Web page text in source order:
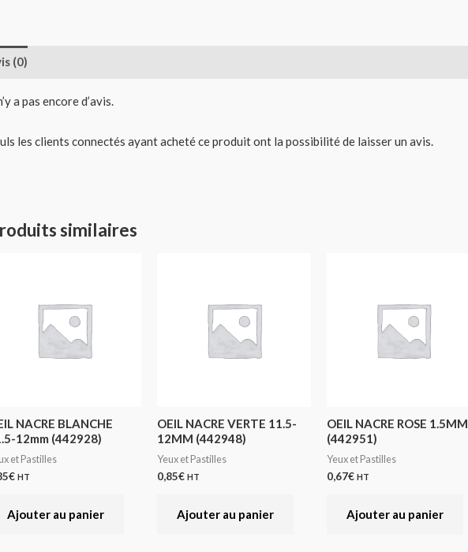
(0)
a pas encore d’avis.
les clients connectés ayant acheté ce produit ont la possibilité de laisser un avis.
similaires
NACRE BLANCHE
12mm (442928)
et Pastilles
€ HT
Ajouter au panier
OEIL NACRE VERTE 11.5-
12MM (442948)
Yeux et Pastilles
0,85€ HT
Ajouter au panier
OEIL NACRE ROSE 1.5MM
(442951)
Yeux et Pastilles
0,67€ HT
Ajouter au panier